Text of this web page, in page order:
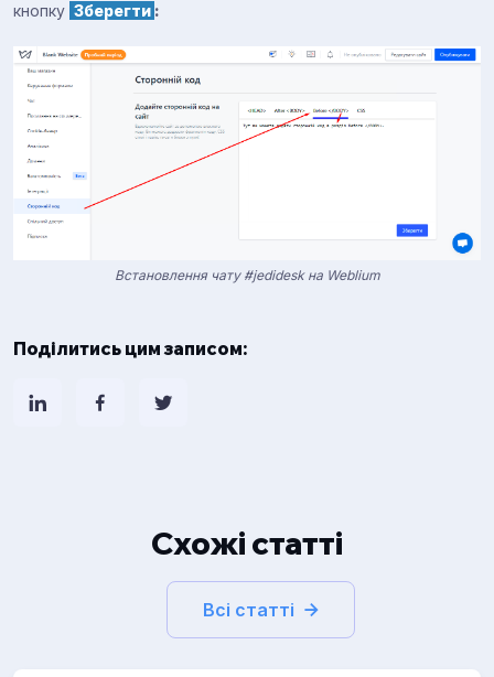
кнопку Зберегти :
Встановлення чату #jedidesk на Weblium
Поділитись цим записом:
Схожі статті
Всі статті